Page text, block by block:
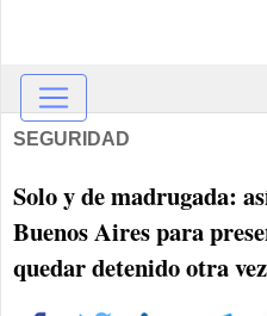
SEGURIDAD
Solo y de madrugada:
Buenos Aires para
quedar detenido otra vez